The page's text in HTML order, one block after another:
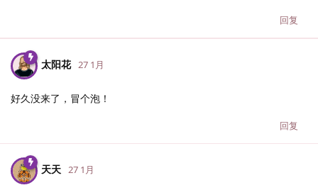
回复
太阳花 27 1月
好久没来了，冒个泡！
回复
天天 27 1月